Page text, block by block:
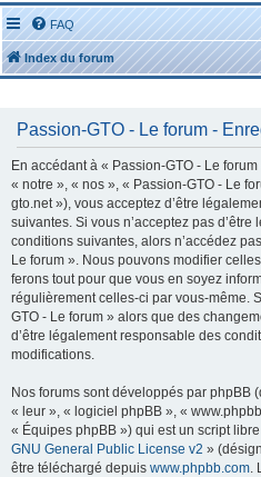
FAQ
Index du forum
Passion-GTO - Le forum -
En accédant à « Passion-GTO - Le
« notre », « nos », « Passion-GTO - Le
gto.net »), vous acceptez d’être
suivantes. Si vous n’acceptez pas
conditions suivantes, alors n’accédez
Le forum ». Nous pouvons modifier
ferons tout pour que vous en soyez
régulièrement celles-ci par vous-même.
GTO - Le forum » alors que des
d’être légalement responsable des
modifications.
Nos forums sont développés par phpBB
« leur », « logiciel phpBB », «
« Équipes phpBB ») qui est un script
GNU General Public License v2 »
être téléchargé depuis www.phpbb.com.